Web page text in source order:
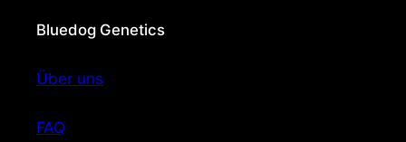
Bluedog Genetics
Über uns
FAQ